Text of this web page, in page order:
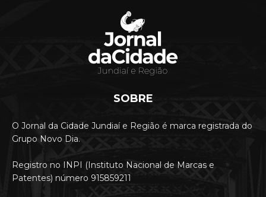
SOBRE
O Jornal da Cidade Jundiaí e Região é marca registrada do
Grupo Novo Dia.
Registro no INPI (Instituto Nacional de Marcas e
Patentes) número 915859211